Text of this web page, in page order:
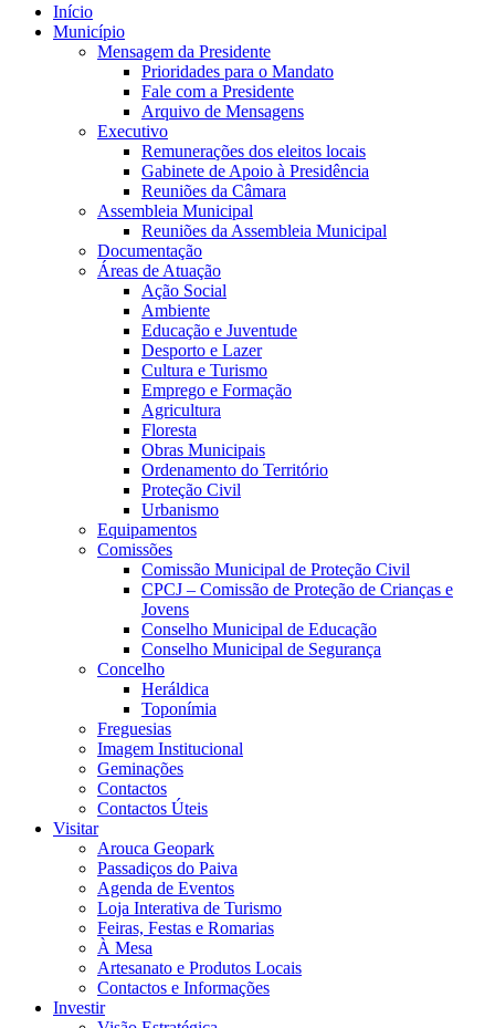
Início
Município
Mensagem da Presidente
Prioridades para o Mandato
Fale com a Presidente
Arquivo de Mensagens
Executivo
Remunerações dos eleitos locais
Gabinete de Apoio à Presidência
Reuniões da Câmara
Assembleia Municipal
Reuniões da Assembleia Municipal
Documentação
Áreas de Atuação
Ação Social
Ambiente
Educação e Juventude
Desporto e Lazer
Cultura e Turismo
Emprego e Formação
Agricultura
Floresta
Obras Municipais
Ordenamento do Território
Proteção Civil
Urbanismo
Equipamentos
Comissões
Comissão Municipal de Proteção Civil
CPCJ – Comissão de Proteção de Crianças e
Jovens
Conselho Municipal de Educação
Conselho Municipal de Segurança
Concelho
Heráldica
Toponímia
Freguesias
Imagem Institucional
Geminações
Contactos
Contactos Úteis
Visitar
Arouca Geopark
Passadiços do Paiva
Agenda de Eventos
Loja Interativa de Turismo
Feiras, Festas e Romarias
À Mesa
Artesanato e Produtos Locais
Contactos e Informações
Investir